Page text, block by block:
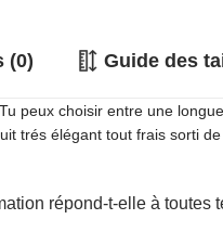
(0) Guide des
peux choisir entre une
trés élégant tout frais sorti
répond-t-elle à toutes